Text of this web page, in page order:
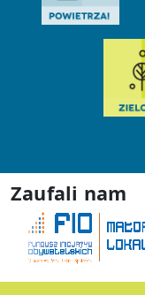
Zaufali nam